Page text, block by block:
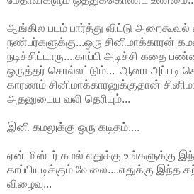
ஆங்கில படம் பார்த்து விட்டு அறைகூவல்
நண்பர்களுக்கு...ஒரு சினிமாக்காரன் கமல்
நடிச்சிட்டாரு....காப்பி அடிச்சி கதை
ஒருத்தர் சொல்லட்டும்... ஆனா அப்படி
காரணம் சினிமாக்காரனுக்குதான்
அதனுடைய வலி தெரியும்...
இனி கமலுக்கு ஒரு கடிதம்....
ஏன் மிஸ்டர் கமல் எதுக்கு உங்களுக்கு
காப்பியடிக்கும் வேலை....எதுக்கு இந்த
விழைவு...